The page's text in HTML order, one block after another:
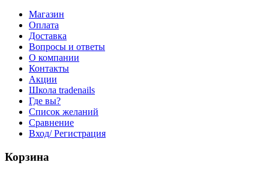
Магазин
Оплата
Доставка
Вопросы и ответы
О компании
Контакты
Акции
Школа tradenails
Где вы?
Список желаний
Сравнение
Вход/ Регистрация
Корзина